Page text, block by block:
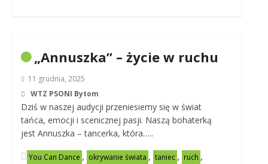
„Annuszka” – życie w ruchu
11 grudnia, 2025
WTZ PSONI Bytom
Dziś w naszej audycji przeniesiemy się w świat
tańca, emocji i scenicznej pasji. Naszą bohaterką
jest Annuszka – tancerka, która…..
You Can Dance , okrywanie świata , taniec , ruch ,